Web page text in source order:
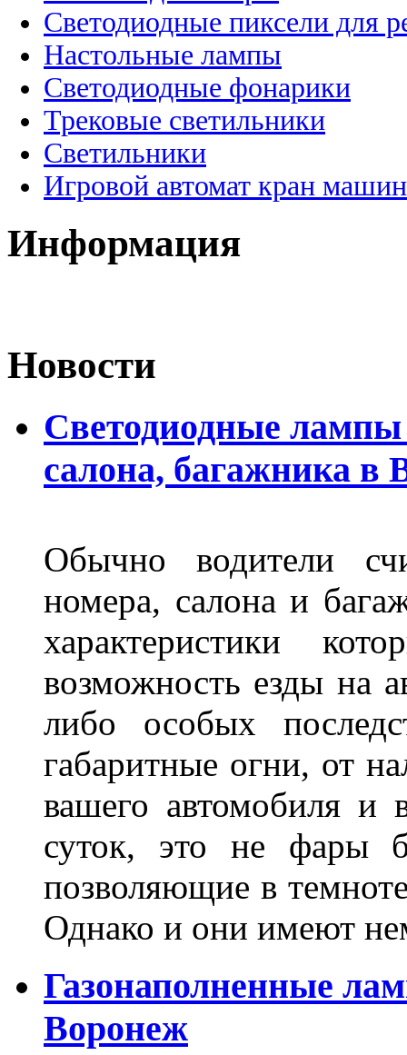
Светодиодные пиксели для
Настольные лампы
Светодиодные фонарики
Трековые светильники
Светильники
Игровой автомат кран
Информация
Новости
Светодиодные лампы
салона, багажника в
Обычно водители
номера, салона и
характеристики
возможность езды на
либо особых
габаритные огни, от
вашего автомобиля и
суток, это не фары
позволяющие в
Однако и они имеют
Газонаполненные
Воронеж